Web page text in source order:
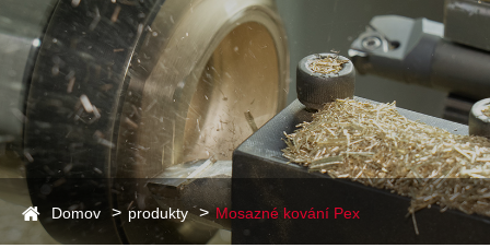
Domov produkty Mosazné kování Pex